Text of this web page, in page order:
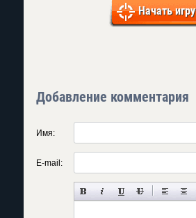
Начать игру
Добавление комментария
Имя:
E-mail: